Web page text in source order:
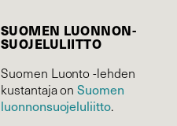
SUOMEN LUONNON­
SUOJELU­LIITTO
Suomen Luonto -lehden
kustantaja onSuomen
luonnonsuojelu­liitto.